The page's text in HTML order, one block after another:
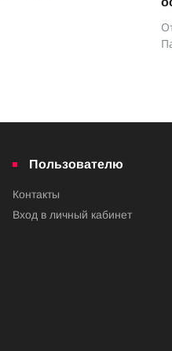
Пользователю
Контакты
Вход в личный кабинет